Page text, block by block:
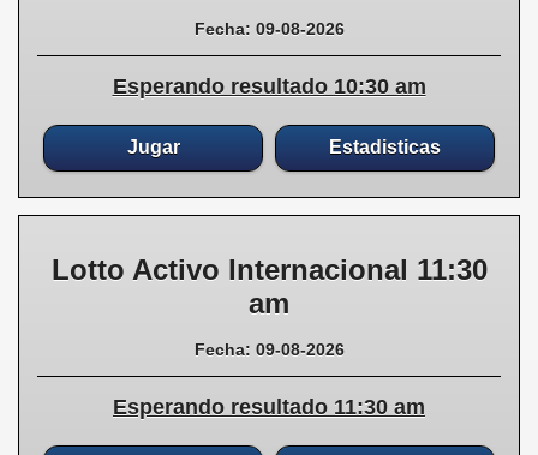
Fecha: 09-08-2026
Esperando resultado 10:30 am
Jugar Estadisticas
Lotto Activo Internacional 11:30
am
Fecha: 09-08-2026
Esperando resultado 11:30 am